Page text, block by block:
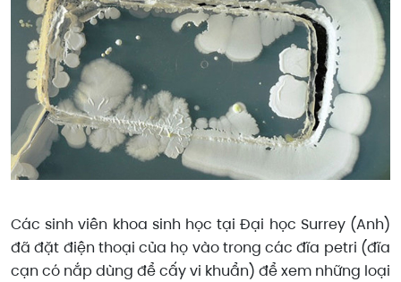
Các sinh viên khoa sinh học tại Đại học Surrey (Anh)
đã đặt điện thoại của họ vào trong các đĩa petri (đĩa
cạn có nắp dùng để cấy vi khuẩn) để xem những loại